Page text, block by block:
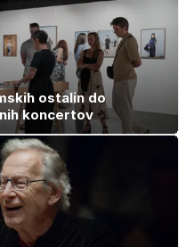
ostalin do
koncertov